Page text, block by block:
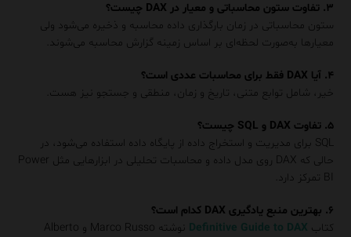
۳. تفاوت ستون محاسباتی و معیار در DAX چیست؟
ستون محاسباتی در زمان بارگذاری داده محاسبه و ذخیره می‌شود ولی
معیارها به‌صورت لحظه‌ای بر اساس زمینه گزارش محاسبه می‌شوند.
۴. آیا DAX فقط برای محاسبات عددی است؟
خیر، شامل توابع متنی، تاریخ و زمان، منطقی و جستجو نیز هست.
۵. تفاوت DAX و SQL چیست؟
SQL برای مدیریت و استخراج داده از پایگاه داده استفاده می‌شود، در
حالی که DAX روی مدل داده و محاسبات تحلیلی در ابزارهایی مثل Power
BI تمرکز دارد.
۶. بهترین منبع یادگیری DAX کدام است؟
کتاب Definitive Guide to DAX
نوشته Marco Russo و Alberto